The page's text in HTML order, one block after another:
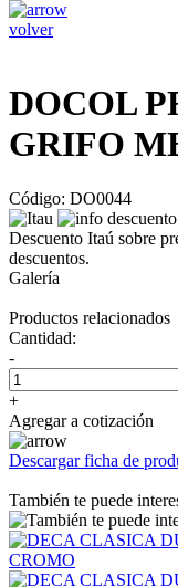
volver
DOCOL
GRIFO
Código: DO0044
Descuento Itaú sobre
descuentos.
Galería
Productos relacionados
Cantidad:
-
+
Agregar a cotización
Descargar ficha de
También te puede